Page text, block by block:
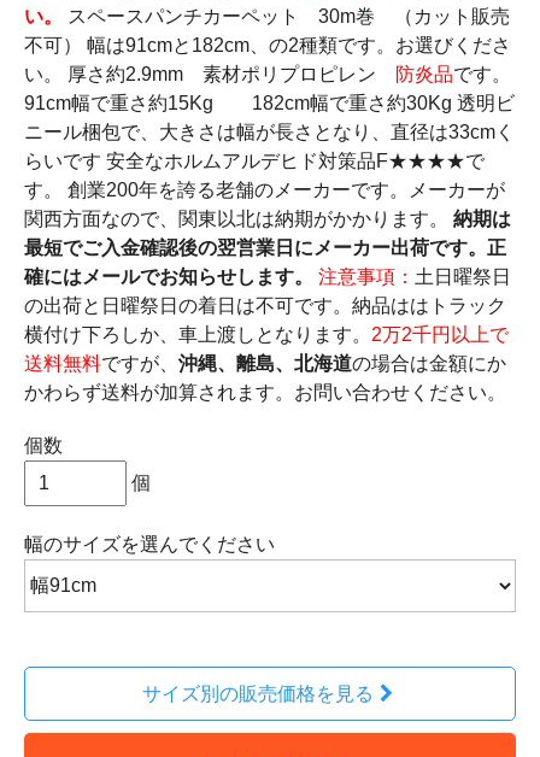
い。
スペースパンチカーペット 30m巻 （カット販売
不可） 幅は91cmと182cm、の2種類です。お選びくださ
い。 厚さ約2.9mm 素材ポリプロピレン
防炎品です。
91cm幅で重さ約15Kg 182cm幅で重さ約30Kg 透明ビ
ニール梱包で、大きさは幅が長さとなり、直径は33cmく
らいです 安全なホルムアルデヒド対策品F★★★★で
す。 創業200年を誇る老舗のメーカーです。メーカーが
関西方面なので、関東以北は納期がかかります。 納期は
最短でご入金確認後の翌営業日にメーカー出荷です。正
確にはメールでお知らせします。
注意事項： 土日曜祭日
の出荷と日曜祭日の着日は不可です。納品ははトラック
横付け下ろしか、車上渡しとなります。 2万2千円以上で
送料無料ですが、 沖縄、離島、北海道の場合は金額にか
かわらず送料が加算されます。お問い合わせください。
個数
個
幅のサイズを選んでください
サイズ別の販売価格を見る